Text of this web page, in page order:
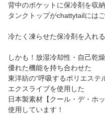
背中のポケットに保冷剤を収
タンクトップがchattytailには
冷たく凍らせた保冷剤を入れる
しかも！放湿冷却性・自己乾
優れた機能を持ち合わせた
東洋紡の“呼吸するポリエステ
エクスライブを使用した
日本製素材【クール・デ・ホ
使用しています！